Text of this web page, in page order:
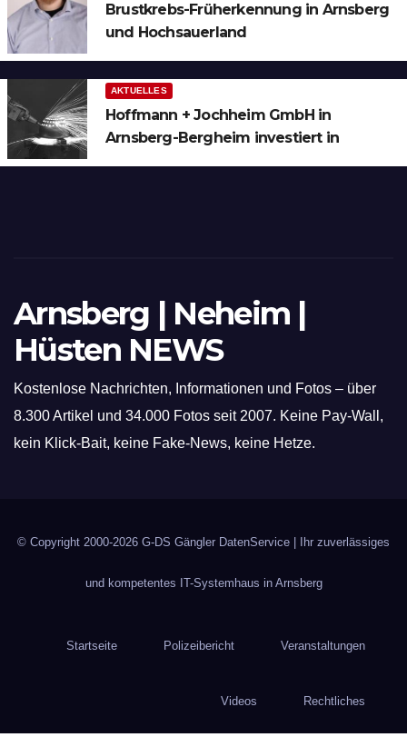
Brustkrebs-Früherkennung in Arnsberg
und Hochsauerland
AKTUELLES
Hoffmann + Jochheim GmbH in
Arnsberg-Bergheim investiert in
Arnsberg | Neheim |
Hüsten NEWS
Kostenlose Nachrichten, Informationen und Fotos – über
8.300 Artikel und 34.000 Fotos seit 2007. Keine Pay-Wall,
kein Klick-Bait, keine Fake-News, keine Hetze.
© Copyright 2000-2026 G-DS Gängler DatenService | Ihr zuverlässiges
und kompetentes IT-Systemhaus in Arnsberg
Startseite Polizeibericht Veranstaltungen
Videos Rechtliches